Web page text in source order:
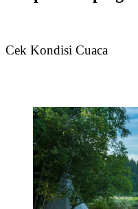
Cek Kondisi Cuaca